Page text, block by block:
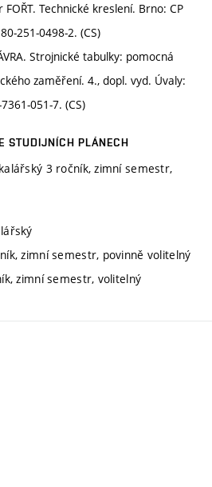
FOŘT. Technické kreslení. Brno: CP
251-0498-2. (CS)
Strojnické tabulky: pomocná
zaměření. 4., dopl. vyd. Úvaly:
051-7. (CS)
STUDIJNÍCH PLÁNECH
3 ročník, zimní semestr,
zimní semestr, povinně volitelný
zimní semestr, volitelný